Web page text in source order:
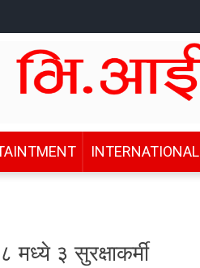
INTERNATIONAL
३ सुरक्षाकर्मी